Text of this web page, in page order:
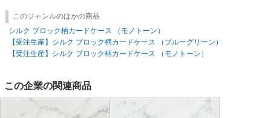
このジャンルのほかの商品
シルク ブロック柄カードケース （モノトーン）
【受注生産】シルク ブロック柄カードケース （ブルーグリーン）
【受注生産】シルク ブロック柄カードケース （モノトーン）
この企業の関連商品